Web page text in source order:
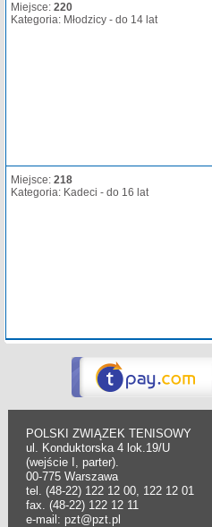
Miejsce: 220
Kategoria: Młodzicy - do 14 lat
Miejsce: 218
Kategoria: Kadeci - do 16 lat
POLSKI ZWIĄZEK TENISOWY
ul. Konduktorska 4 lok.19/U
(wejście I, parter).
00-775 Warszawa
tel. (48-22) 122 12 00, 122 12 01
fax. (48-22) 122 12 11
e-mail: pzt@pzt.pl